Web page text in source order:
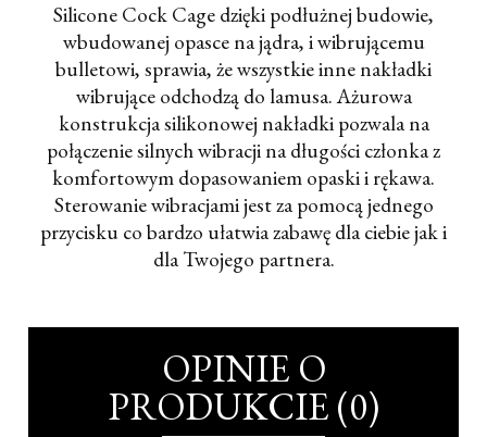
Silicone Cock Cage dzięki podłużnej budowie,
wbudowanej opasce na jądra, i wibrującemu
bulletowi, sprawia, że wszystkie inne nakładki
wibrujące odchodzą do lamusa. Ażurowa
konstrukcja silikonowej nakładki pozwala na
połączenie silnych wibracji na długości członka z
komfortowym dopasowaniem opaski i rękawa.
Sterowanie wibracjami jest za pomocą jednego
przycisku co bardzo ułatwia zabawę dla ciebie jak i
dla Twojego partnera.
OPINIE O
PRODUKCIE (0)